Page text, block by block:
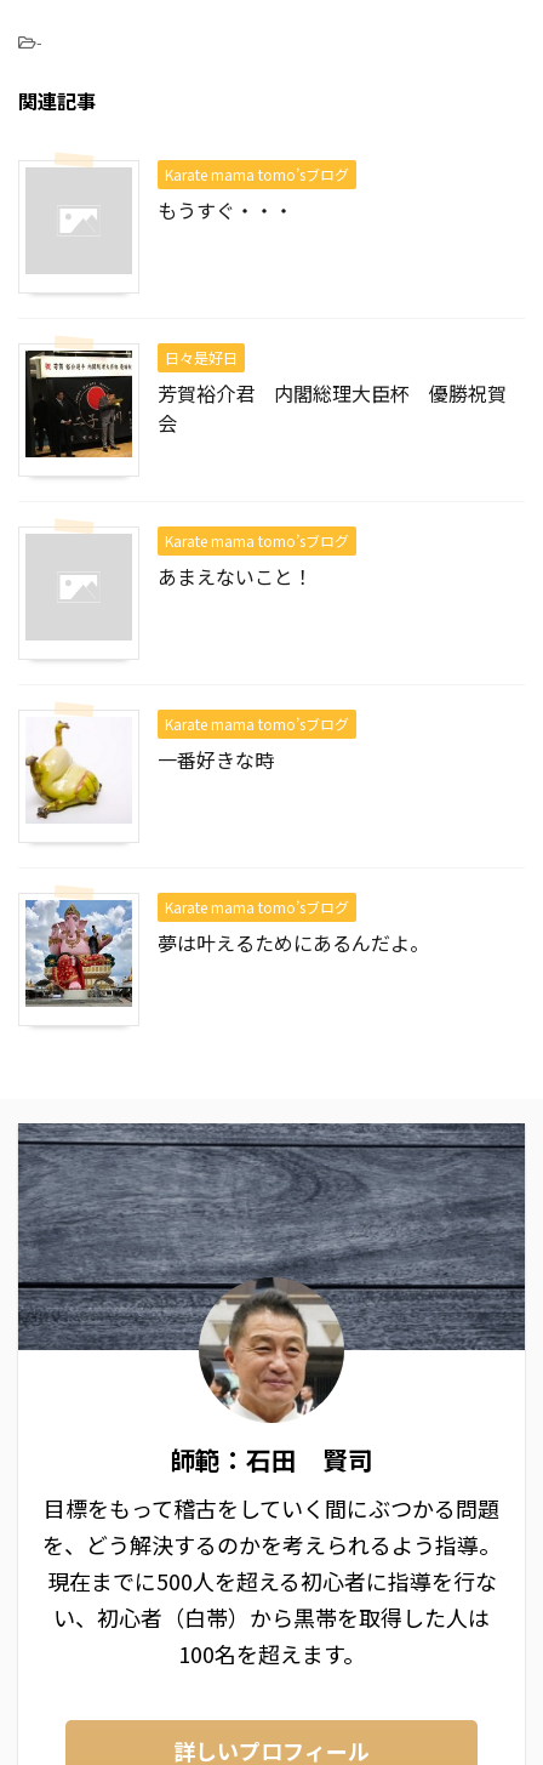
-
関連記事
Karate mama tomo’sブログ
もうすぐ・・・
日々是好日
芳賀裕介君 内閣総理大臣杯 優勝祝賀
会
Karate mama tomo’sブログ
あまえないこと！
Karate mama tomo’sブログ
一番好きな時
Karate mama tomo’sブログ
夢は叶えるためにあるんだよ。
師範：石田 賢司
目標をもって稽古をしていく間にぶつかる問題
を、どう解決するのかを考えられるよう指導。
現在までに500人を超える初心者に指導を行な
い、初心者（白帯）から黒帯を取得した人は
100名を超えます。
詳しいプロフィール